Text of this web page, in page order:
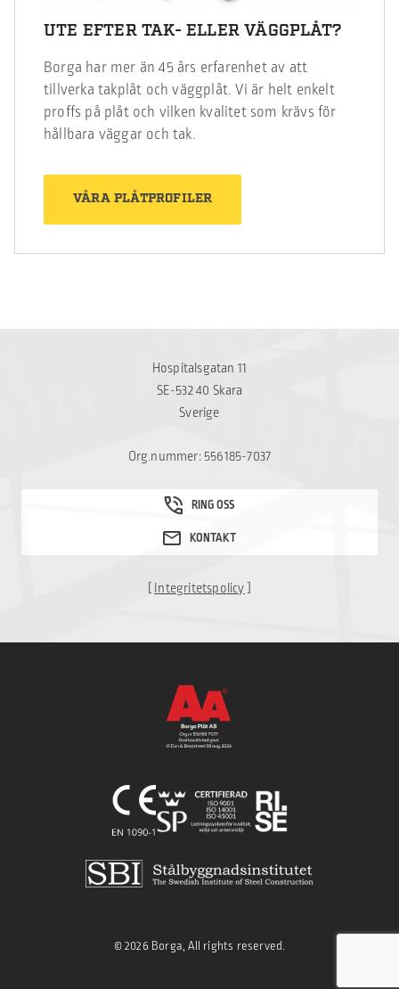
UTE EFTER TAK- ELLER VÄGGPLÅT?
Borga har mer än 45 års erfarenhet av att
tillverka takplåt och väggplåt. Vi är helt enkelt
proffs på plåt och vilken kvalitet som krävs för
hållbara väggar och tak.
VÅRA PLÅTPROFILER
Hospitalsgatan 11
SE-532 40 Skara
Sverige
Org.nummer: 556185-7037
[Integritetspolicy]
© 2026 Borga, All rights reserved.